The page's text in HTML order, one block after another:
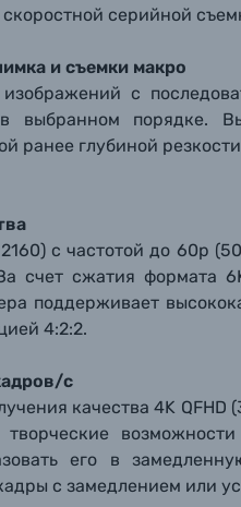
серийной
и съемки макро
с
выбранном порядке.
ранее глубиной
с частотой до 60p
счет сжатия формата
поддерживает
4:2:2.
с
качества 4K QFHD
возможности
его в
с замедлением или